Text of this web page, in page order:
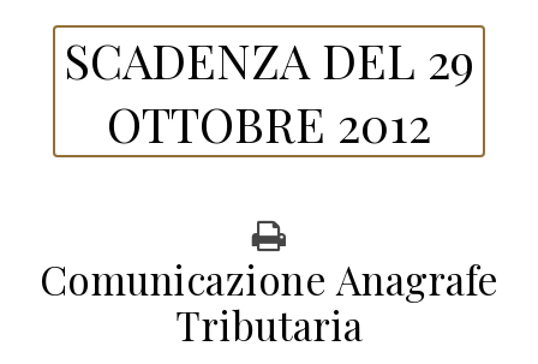
SCADENZA DEL 29
OTTOBRE 2012
Comunicazione Anagrafe
Tributaria